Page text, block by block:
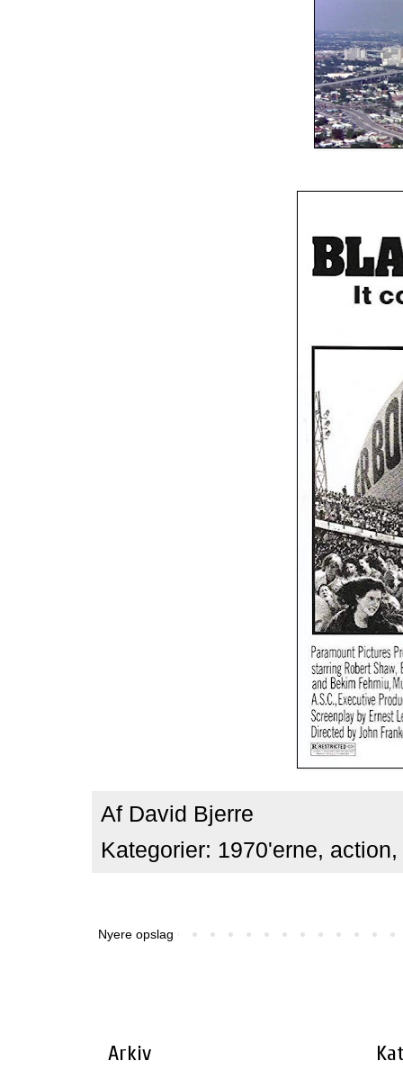
Af David Bjerre
Kategorier: 1970'erne, action,
Nyere opslag
Arkiv